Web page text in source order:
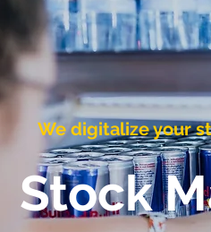
We digitalize your
Stock